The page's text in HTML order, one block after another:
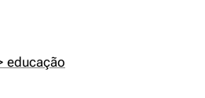
educação